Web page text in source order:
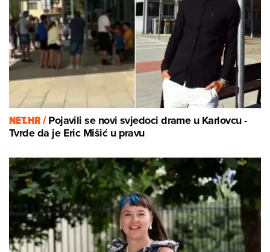
NET.HR /Pojavili se novi svjedoci drame u Karlovcu -
Tvrde da je Eric Mišić u pravu